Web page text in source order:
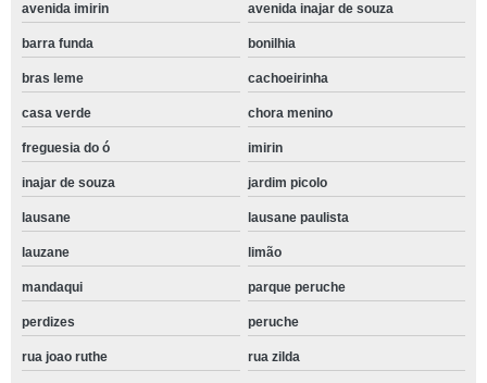
avenida imirin avenida inajar de souza
barra funda bonilhia
bras leme cachoeirinha
casa verde chora menino
freguesia do ó imirin
inajar de souza jardim picolo
lausane lausane paulista
lauzane limão
mandaqui parque peruche
perdizes peruche
rua joao ruthe rua zilda